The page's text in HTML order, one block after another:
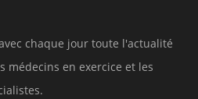
chaque jour toute l'actualité
médecins en exercice et les